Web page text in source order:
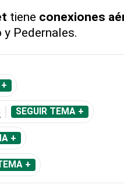
tiene conexiones
y Pedernales.
SEGUIR TEMA +
+
+